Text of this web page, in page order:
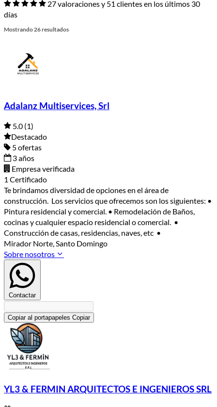
27 valoraciones y 51 clientes en los últimos 30
días
Mostrando 26 resultados
Adalanz Multiservices, Srl
5.0 (1)
Destacado
5 ofertas
3 años
Empresa verificada
1 Certificado
Te brindamos diversidad de opciones en el área de
construcción. Los servicios que ofrecemos son los siguientes: •
Pintura residencial y comercial. • Remodelación de Baños,
cocinas y cualquier espacio residencial o comercial. •
Construcción de casas, residencias, naves, etc •
Mirador Norte, Santo Domingo
Sobre nosotros
Contactar
Copiar al portapapeles Copiar
YL3 & FERMIN ARQUITECTOS E INGENIEROS SRL